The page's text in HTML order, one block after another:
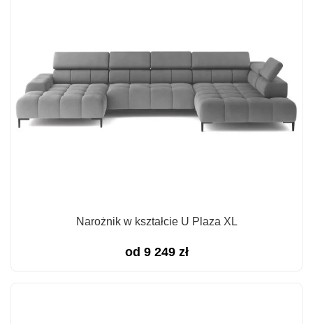
Narożnik w kształcie U Plaza XL
od 9 249 zł